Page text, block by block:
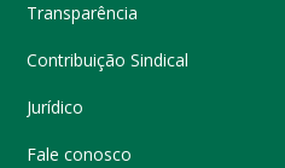
Transparência
Contribuição Sindical
Jurídico
Fale conosco